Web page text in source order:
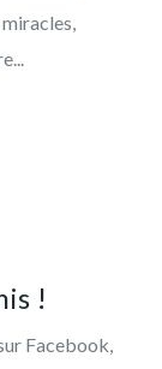
!
Facebook,